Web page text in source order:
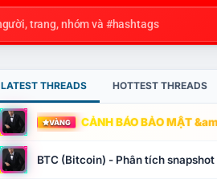
LATEST THREADS HOTTEST THREADS
VÀNG CẢNH BÁO BẢO MẬT
BTC (Bitcoin) - Phân tích